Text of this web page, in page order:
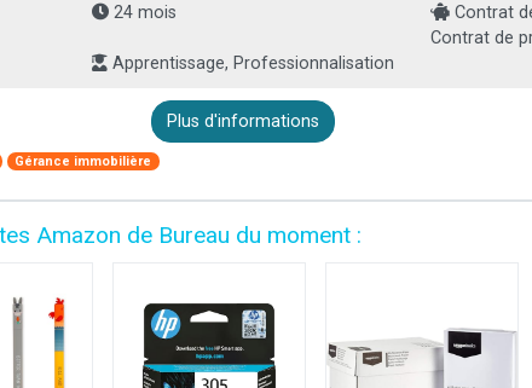
24 mois
Contrat
Contrat de
Apprentissage, Professionnalisation
Plus d'informations
Gérance immobilière
Amazon de Bureau du moment :